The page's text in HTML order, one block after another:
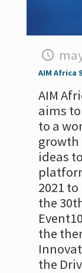
AIM Africa
AIM
aims
to a
growth
ideas
2021
the
the
the